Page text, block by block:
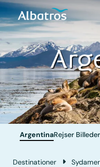
ArgentinaRejser Billeder
Destinationer